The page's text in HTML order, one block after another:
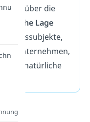
über die
Lage
Unternehmen,
auch natürliche